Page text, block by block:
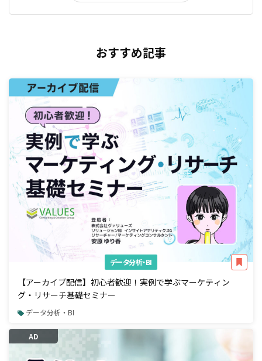
おすすめ記事
データ分析・BI
【アーカイブ配信】初心者歓迎！実例で学ぶマーケティン
グ・リサーチ基礎セミナー
データ分析・BI
AD